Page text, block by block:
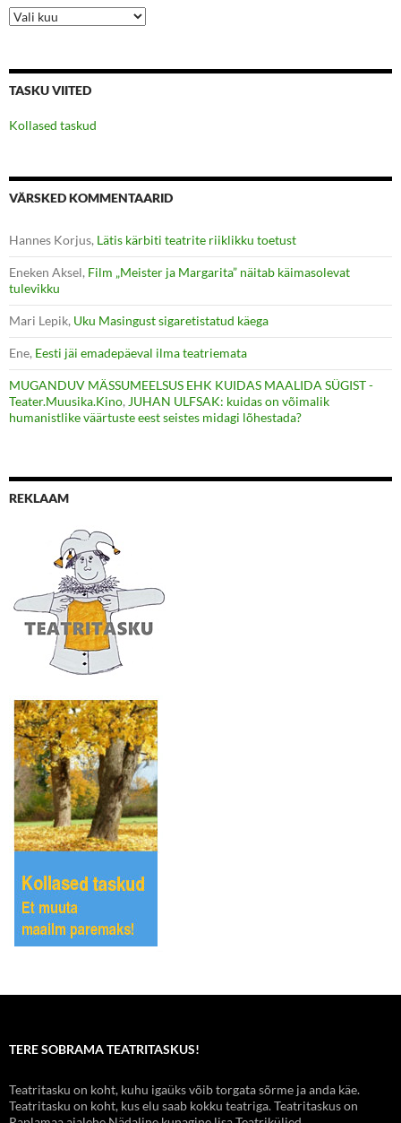
Arhiiv
TASKU VIITED
Kollased taskud
VÄRSKED KOMMENTAARID
Hannes Korjus, Lätis kärbiti teatrite riiklikku toetust
Eneken Aksel, Film „Meister ja Margarita” näitab käimasolevat
tulevikku
Mari Lepik, Uku Masingust sigaretistatud käega
Ene, Eesti jäi emadepäeval ilma teatriemata
MUGANDUV MÄSSUMEELSUS EHK KUIDAS MAALIDA SÜGIST -
Teater.Muusika.Kino, JUHAN ULFSAK: kuidas on võimalik
humanistlike väärtuste eest seistes midagi lõhestada?
REKLAAM
TERE SOBRAMA TEATRITASKUS!
Teatritasku on koht, kuhu igaüks võib torgata sõrme ja anda käe.
Teatritasku on koht, kus elu saab kokku teatriga. Teatritaskus on